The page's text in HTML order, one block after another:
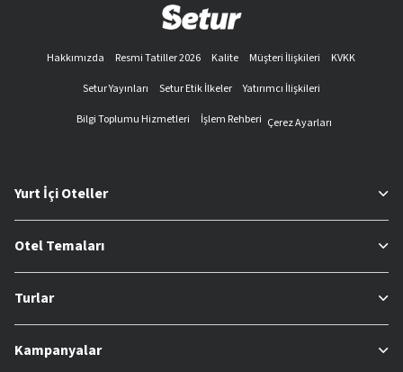
Hakkımızda Resmi Tatiller 2026 Kalite Müşteri İlişkileri
KVKK
Setur Yayınları
Setur Etik İlkeler
Yatırımcı İlişkileri
Bilgi Toplumu Hizmetleri
İşlem Rehberi Çerez Ayarları
Yurt İçi Oteller
Otel Temaları
Turlar
Kampanyalar